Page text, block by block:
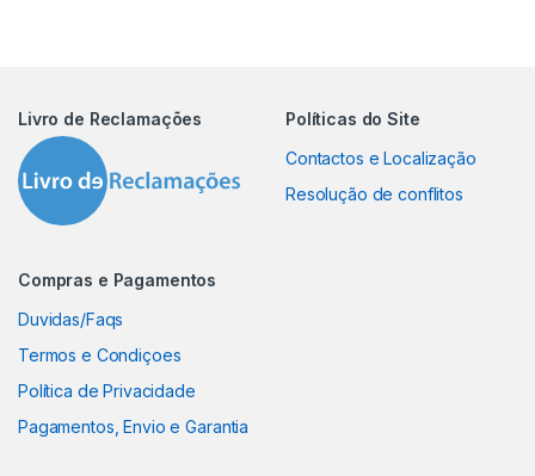
Livro de Reclamações
Políticas do Site
Contactos e Localização
Resolução de conflitos
Compras e Pagamentos
Duvidas/Faqs
Termos e Condiçoes
Política de Privacidade
Pagamentos, Envio e Garantia